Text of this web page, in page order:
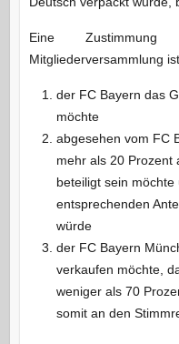
Eine
Mitgliederversammlung
der FC Bayern das
möchte
abgesehen vom FC
mehr als 20 Prozent
beteiligt sein
entsprechenden
würde
der FC Bayern
verkaufen möchte,
weniger als 70
somit an den